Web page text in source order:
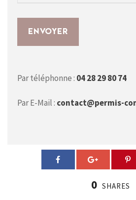
Par téléphonne : 04 28 29 80 74
Par E-Mail : contact@permis-
0 SHARES